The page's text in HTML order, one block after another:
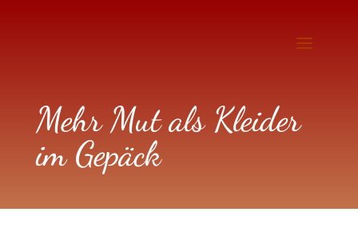
Mehr Mut als Kleider
im Gepäck